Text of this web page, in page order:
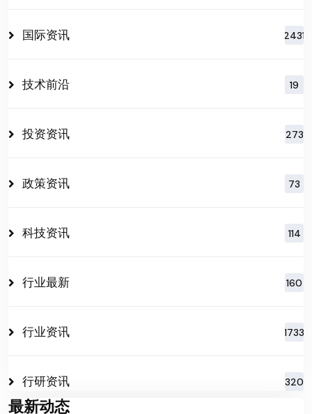
国际资讯 2431
技术前沿 19
投资资讯 273
政策资讯 73
科技资讯 114
行业最新 160
行业资讯 1733
行研资讯 320
最新动态